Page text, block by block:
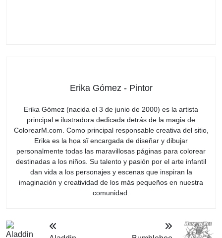
Erika Gómez - Pintor
Erika Gómez (nacida el 3 de junio de 2000) es la artista
principal e ilustradora dedicada detrás de la magia de
ColorearM.com. Como principal responsable creativa del sitio,
Erika es la họa sĩ encargada de diseñar y dibujar
personalmente todas las maravillosas páginas para colorear
destinadas a los niños. Su talento y pasión por el arte infantil
dan vida a los personajes y escenas que inspiran la
imaginación y creatividad de los más pequeños en nuestra
comunidad.